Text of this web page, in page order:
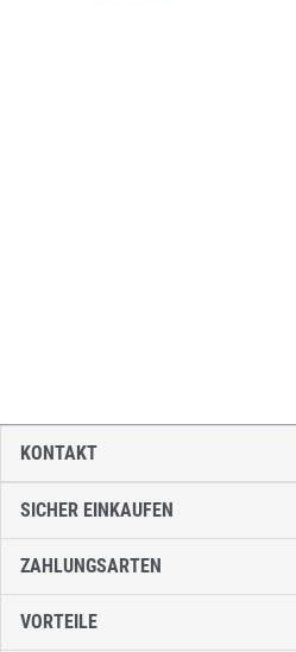
SICHER EINKAUFEN
ZAHLUNGSARTEN
VORTEILE
KONTAKT